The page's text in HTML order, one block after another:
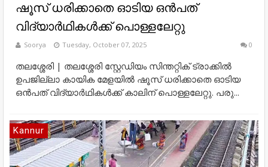
ഷൂസ് ധരിക്കാതെ ഓടിയ ഒൻപത്
വിദ്യാർഥികൾക്ക് പൊള്ളലേറ്റു
Soorya Tuesday, October 07, 2025 0
തലശ്ശേരി | തലശ്ശേരി സ്റ്റേഡിയം സിന്തറ്റിക് ട്രാക്കിൽ
ഉപജില്ലാ കായിക മേളയിൽ ഷൂസ് ധരിക്കാതെ ഓടിയ
ഒൻപത് വിദ്യാർഥികൾക്ക് കാലിന് പൊള്ളലേറ്റു. പരു...
Kannur